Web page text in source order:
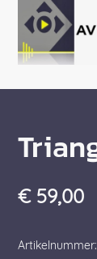
€59,00
Artikelnummer: